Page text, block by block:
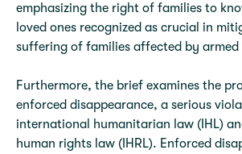
emphasizing the right of families to
loved ones recognized as crucial in
suffering of families affected by
Furthermore, the brief examines the
enforced disappearance, a serious
international humanitarian law (IHL)
human rights law (IHRL). Enforced